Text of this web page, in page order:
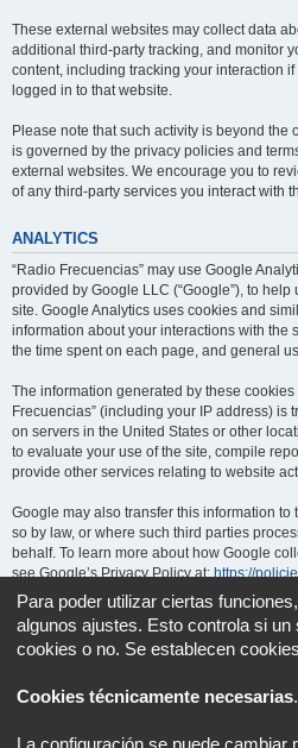
These external websites may collect data
additional third-party tracking, and monitor
content, including tracking your interaction
logged in to that website.
Please note that such activity is beyond the
is governed by the privacy policies and
external websites. We encourage you to
of any third-party services you interact with
ANALYTICS
“Radio Frecuencias” may use Google
provided by Google LLC (“Google”), to
site. Google Analytics uses cookies and
information about your interactions with the
the time spent on each page, and general
The information generated by these
Frecuencias” (including your IP address) is
on servers in the United States or other
to evaluate your use of the site, compile
provide other services relating to website
Google may also transfer this information
so by law, or where such third parties
behalf. To learn more about how Google
see Google’s Privacy Policy at:https://
You can opt out of Google Analytics by
browser add-on, available at:https://
Portal Foro
Para poder utilizar ciertas
algunos ajustes. Esto controla si
cookies o no. Se establecen
Cookies técnicamente necesarias.